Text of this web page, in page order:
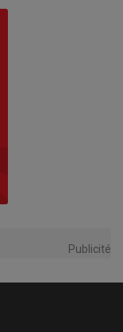
Publicité